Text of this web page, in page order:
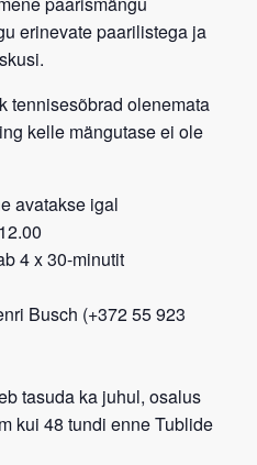
erinevate paarilistega ja
tennisesõbrad olenemata
kelle mängutase ei ole
avatakse igal
4 x 30-minutit
Busch (+372 55 923
tasuda ka juhul, osalus
kui 48 tundi enne Tublide